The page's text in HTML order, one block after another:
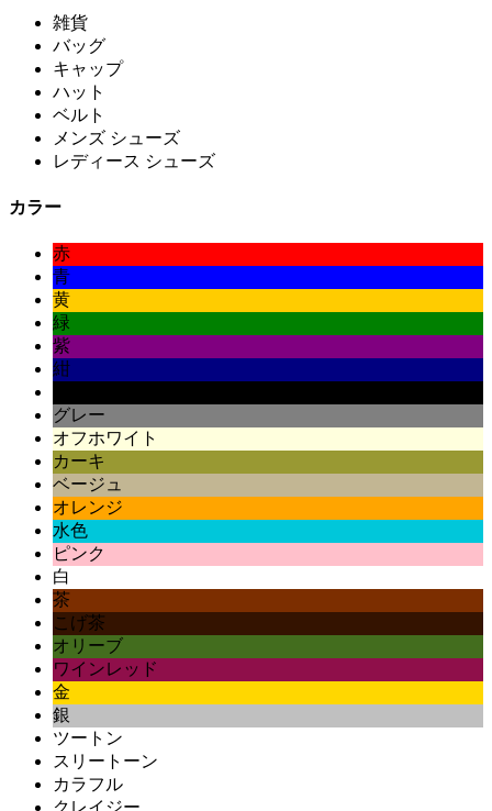
雑貨
バッグ
キャップ
ハット
ベルト
メンズ シューズ
レディース シューズ
カラー
赤
青
黄
緑
紫
紺
グレー
オフホワイト
カーキ
ベージュ
オレンジ
水色
ピンク
白
茶
こげ茶
オリーブ
ワインレッド
金
銀
ツートン
スリートーン
カラフル